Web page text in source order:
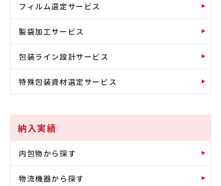
フィルム選定サービス
製袋加工サービス
包装ライン設計サービス
特殊包装資材選定サービス
納入実績
内包物から探す
物流機器から探す